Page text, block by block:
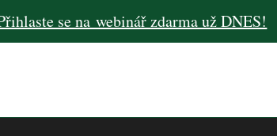
se na webinář zdarma už DNES!